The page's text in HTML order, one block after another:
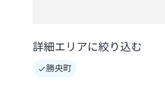
詳細エリアに絞り込む
勝央町